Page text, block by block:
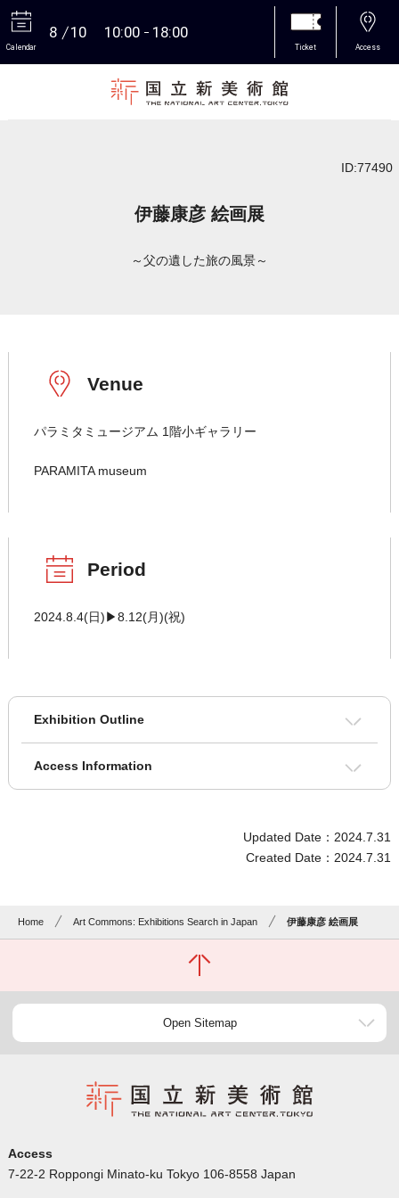
Calendar
8 10 10:00 18:00
Ticket Access
ID:77490
伊藤康彦 絵画展
～父の遺した旅の風景～
Venue
パラミタミュージアム 1階小ギャラリー
PARAMITA museum
Period
2024.8.4(日)▶8.12(月)(祝)
Exhibition Outline
Access Information
Updated Date：2024.7.31
Created Date：2024.7.31
Home Art Commons: Exhibitions Search in Japan 伊藤康彦 絵画展
Open Sitemap
Access
7-22-2 Roppongi Minato-ku Tokyo 106-8558 Japan